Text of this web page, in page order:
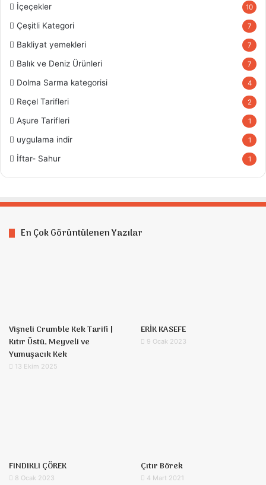
İçeçekler 10
Çeşitli Kategori 7
Bakliyat yemekleri 7
Balık ve Deniz Ürünleri 7
Dolma Sarma kategorisi 4
Reçel Tarifleri 2
Aşure Tarifleri 1
uygulama indir 1
İftar- Sahur 1
En Çok Görüntülenen Yazılar
Vişneli Crumble Kek Tarifi |
Kıtır Üstü, Meyveli ve
Yumuşacık Kek
13 Ekim 2025
ERİK KASEFE
9 Ocak 2023
FINDIKLI ÇÖREK
8 Ocak 2023
Çıtır Börek
4 Mart 2021